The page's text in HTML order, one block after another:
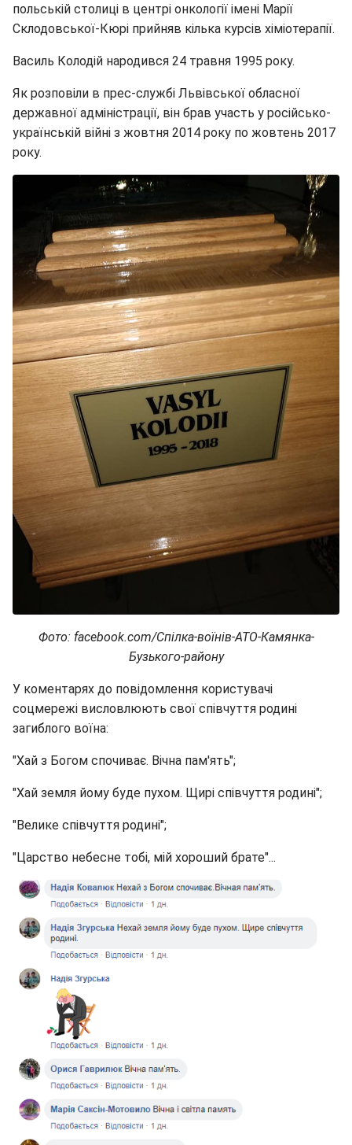
польській столиці в центрі онкології імені Марії
Склодовської-Кюрі прийняв кілька курсів хіміотерапії.
Василь Колодій народився 24 травня 1995 року.
Як розповіли в прес-службі Львівської обласної
державної адміністрації, він брав участь у російсько-
українській війні з жовтня 2014 року по жовтень 2017
року.
Фото: facebook.com/Спілка-воїнів-ATO-Камянка-
Бузького-району
У коментарях до повідомлення користувачі
соцмережі висловлюють свої співчуття родині
загиблого воїна:
"Хай з Богом спочиває. Вічна пам'ять";
"Хай земля йому буде пухом. Щирі співчуття родині";
"Велике співчуття родині";
"Царство небесне тобі, мій хороший брате"...